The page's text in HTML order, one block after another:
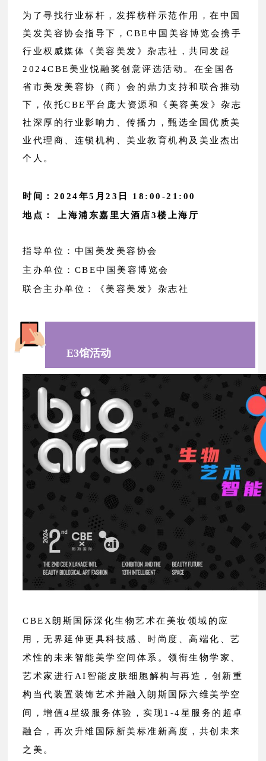
为了寻找行业标杆，发挥榜样示范作用，在中国
美发美容协会指导下，CBE中国美容博览会携手
行业权威媒体《美容美发》杂志社，共同发起
2024CBE美业悦融奖创意评选活动。在全国各
省市美发美容协（商）会的鼎力支持和联合推动
下，依托CBE平台庞大资源和《美容美发》杂志
社深厚的行业影响力、传播力，甄选全国优质美
业代理商、连锁机构、美业教育机构及美业杰出
个人。
时间：2024年5月23日 18:00-21:00
地点： 上海浦东嘉里大酒店3楼上海厅
指导单位：中国美发美容协会
主办单位：CBE中国美容博览会
联合主办单位：《美容美发》杂志社
E3馆活动
CBEX朗斯国际深化生物艺术在美妆领域的应
用，无界延伸更具科技感、时尚度、高端化、艺
术性的未来智能美学空间体系。领衔生物学家、
艺术家进行AI智能皮肤细胞解构与再造，创新重
构当代装置装饰艺术并融入朗斯国际六维美学空
间，增值4星级服务体验，实现1-4星服务的超卓
融合，再次升维国际新美标准新高度，共创未来
之美。